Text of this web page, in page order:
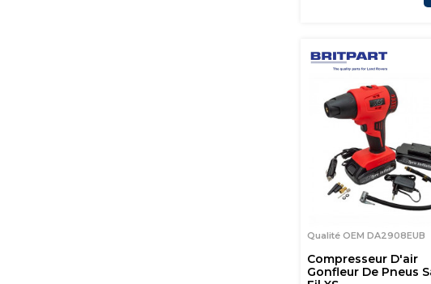
Qualité OEM DA2908EUB
Compresseur D'air
Gonfleur De Pneus